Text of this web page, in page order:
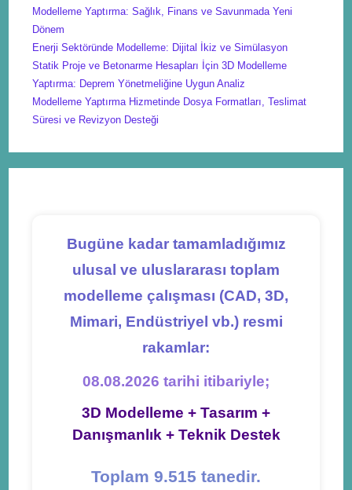
Modelleme Yaptırma: Sağlık, Finans ve Savunmada Yeni
Dönem
Enerji Sektöründe Modelleme: Dijital İkiz ve Simülasyon
Statik Proje ve Betonarme Hesapları İçin 3D Modelleme
Yaptırma: Deprem Yönetmeliğine Uygun Analiz
Modelleme Yaptırma Hizmetinde Dosya Formatları, Teslimat
Süresi ve Revizyon Desteği
Bugüne kadar tamamladığımız
ulusal ve uluslararası toplam
modelleme çalışması (CAD, 3D,
Mimari, Endüstriyel vb.) resmi
rakamlar:
08.08.2026 tarihi itibariyle;
3D Modelleme + Tasarım +
Danışmanlık + Teknik Destek
Toplam 9.515 tanedir.